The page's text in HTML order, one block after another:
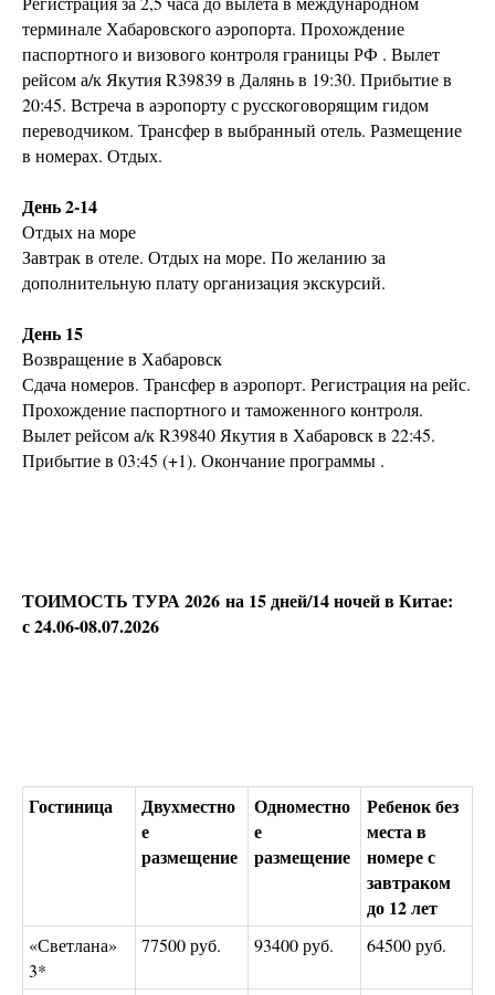
терминале Хабаровского аэропорта. Прохождение
паспортного и визового контроля границы РФ . Вылет
рейсом а/к Якутия R39839 в Далянь в 19:30. Прибытие в
20:45. Встреча в аэропорту с русскоговорящим гидом
переводчиком. Трансфер в выбранный отель. Размещение
в номерах. Отдых.
День 2-14
Отдых на море
Завтрак в отеле. Отдых на море. По желанию за
дополнительную плату организация экскурсий.
День 15
Возвращение в Хабаровск
Сдача номеров. Трансфер в аэропорт. Регистрация на рейс.
Прохождение паспортного и таможенного контроля.
Вылет рейсом а/к R39840 Якутия в Хабаровск в 22:45.
Прибытие в 03:45 (+1). Окончание программы .
ТОИМОСТЬ ТУРА 2026 на 15 дней/14 ночей в Китае:
с 24.06-08.07.2026
Гостиница
Двухместно
е
размещение
Одноместно
е
размещение
Ребенок без
места в
номере с
завтраком
до 12 лет
«Светлана»
3*
77500 руб. 93400 руб. 64500 руб.